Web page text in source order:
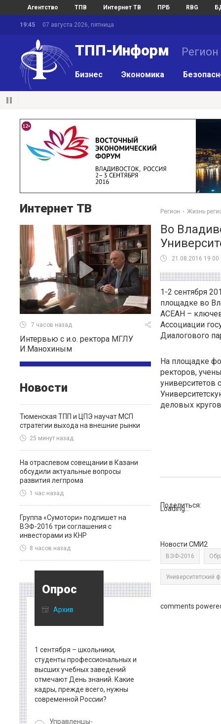
Агентство ТПВ Интернет ТВ ПРБ RBG
19:45 07 августа 2026, пятница
ТПП-Информ Регион
Бизнес Экономика
Интернет ТВ
7 часов назад
Интервью с и.о. ректора МГЛУ
И.Манохиным
Новости
Тюменская ТПП и ЦПЭ научат МСП
стратегии выхода на внешние рынки
25 минут назад
На отраслевом совещании в Казани
обсудили актуальные вопросы
развития легпрома
1 час назад
Группа «Сумотори» подпишет на
ВЭФ-2016 три соглашения с
инвесторами из КНР
8 часов назад
Опрос
Архив
1 сентября – школьники,
студенты профессиональных и
высших учебных заведений
отмечают День знаний. Какие
кадры, прежде всего, нужны
современной России?
Управленцы-
Регион Жизнь
Во
21.08.2016 19:00
1-2 сентября
площадке во
АСЕАН –
Ассоциации
Диалогового
На площадке
ректоров,
университетов
деловых
Поделиться:
Loading...
Новости СМИ2
ВЭФ-2016
Университетский
comments